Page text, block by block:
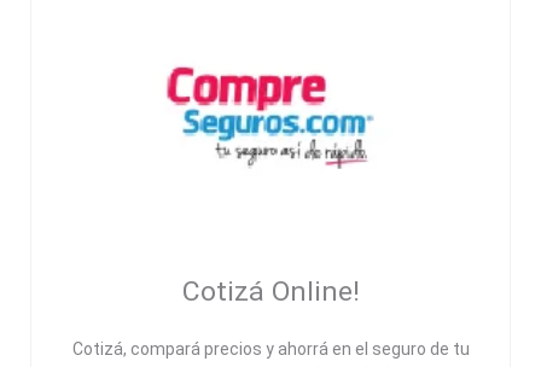
Cotizá Online!
Cotizá, compará precios y ahorrá en el seguro de tu